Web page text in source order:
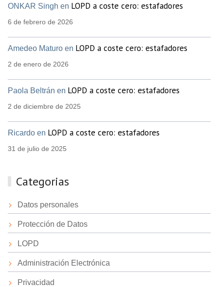
ONKAR Singh en LOPD a coste cero: estafadores
6 de febrero de 2026
Amedeo Maturo en LOPD a coste cero: estafadores
2 de enero de 2026
Paola Beltrán en LOPD a coste cero: estafadores
2 de diciembre de 2025
Ricardo en LOPD a coste cero: estafadores
31 de julio de 2025
Categorias
Datos personales
Protección de Datos
LOPD
Administración Electrónica
Privacidad